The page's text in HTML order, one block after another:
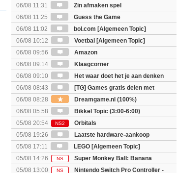
06/08 11:31
Zin afmaken spel
06/08 11:25
Guess the Game
06/08 11:02
bol.com [Algemeen Topic]
06/08 10:12
Voetbal [Algemeen Topic]
06/08 09:56
Amazon
06/08 09:14
Klaagcorner
06/08 09:10
Het waar doet het je aan denken
spel! (3 posts wachten!)
06/08 08:43
[TG] Games gratis delen met
elkaar.
06/08 08:28
Dreamgame.nl (100%)
06/08 05:58
Bikkel Topic (3:00-6:00)
05/08 20:54
NS2
Orbitals
05/08 19:26
Laatste hardware-aankoop
05/08 17:11
LEGO [Algemeen Topic]
05/08 14:26
NS
Super Monkey Ball: Banana
Rumble
05/08 13:00 NS Nintendo Switch Pro Controller -